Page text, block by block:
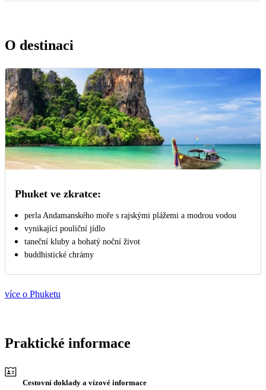
O destinaci
Phuket ve zkratce:
perla Andamanského moře s rajskými plážemi a modrou vodou
vynikající pouliční jídlo
taneční kluby a bohatý noční život
buddhistické chrámy
více o Phuketu
Praktické informace
Cestovní doklady a vízové informace